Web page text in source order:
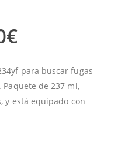
€
para buscar fugas
de 237 ml,
y está equipado con